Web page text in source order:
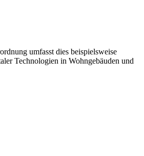
umfasst dies beispielsweise
Technologien in Wohngebäuden und